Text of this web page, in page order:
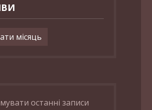
останні записи